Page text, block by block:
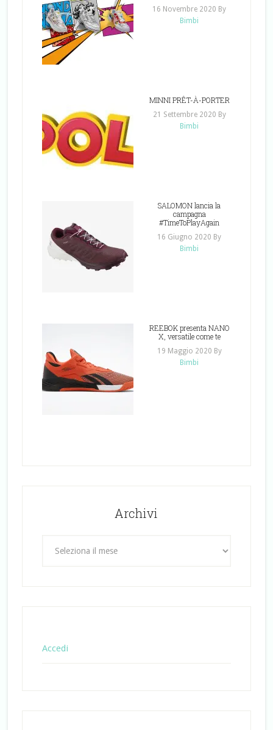
16 Novembre 2020 By
Bimbi
MINNI PRÊT-À-PORTER
21 Settembre 2020 By
Bimbi
SALOMON lancia la
campagna
#TimeToPlayAgain
16 Giugno 2020 By
Bimbi
REEBOK presenta NANO
X, versatile come te
19 Maggio 2020 By
Bimbi
Archivi
Accedi